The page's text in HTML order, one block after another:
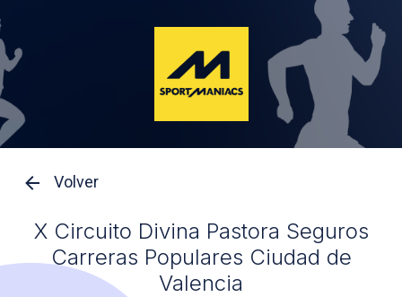
Volver
X Circuito Divina Pastora Seguros
Carreras Populares Ciudad de
Valencia